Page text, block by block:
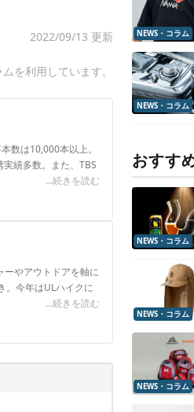
2022/09/13 更新
を利用しています。
数は10,000本以上。
績多数。また、TBS
...続きを読む
やアウトドアを軸に
。今年はULハイクに
...続きを読む
NEWS・コラム
NEWS・コラム
おすす
NEWS・コラム
NEWS・コラム
NEWS・コラム